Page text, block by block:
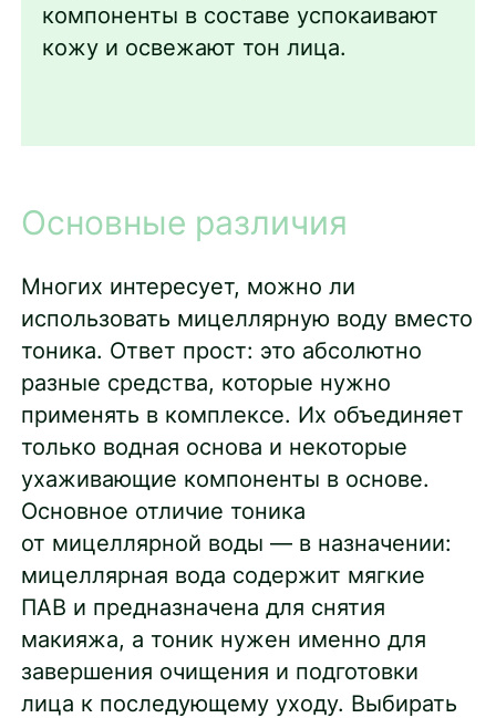
компоненты в составе успокаивают
кожу и освежают тон лица.
Основные различия
Многих интересует, можно ли
использовать мицеллярную воду вместо
тоника. Ответ прост: это абсолютно
разные средства, которые нужно
применять в комплексе. Их объединяет
только водная основа и некоторые
ухаживающие компоненты в основе.
Основное отличие тоника
от мицеллярной воды — в назначении:
мицеллярная вода содержит мягкие
ПАВ и предназначена для снятия
макияжа, а тоник нужен именно для
завершения очищения и подготовки
лица к последующему уходу. Выбирать